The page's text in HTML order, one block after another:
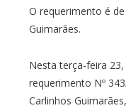
O requerimento é
Guimarães.
Nesta terça-feira
requerimento Nº
Carlinhos